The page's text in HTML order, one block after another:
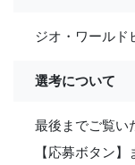
ジオ・ワール
選考について
最後までご覧い
【応募ボタン